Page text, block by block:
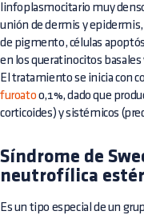
linfoplasmocitario muy
unión de dermis y epidermis,
de pigmento, células
en los queratinocitos
El tratamiento se inicia con
furoato 0,1%, dado que
corticoides) y sistémicos
Síndrome de
neutrofílica
Es un tipo especial de un